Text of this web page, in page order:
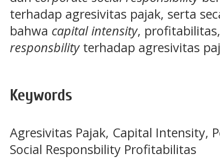
terhadap agresivitas pajak, serta
bahwa capital intensity,
responsbilityterhadap agresivitas
Keywords
Agresivitas Pajak, Capital Intensity,
Social Responsbility Profitabilitas